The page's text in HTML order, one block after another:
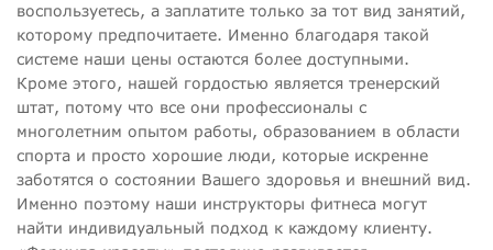
воспользуетесь, а заплатите только за тот вид занятий,
которому предпочитаете. Именно благодаря такой
системе наши цены остаются более доступными.
Кроме этого, нашей гордостью является тренерский
штат, потому что все они профессионалы с
многолетним опытом работы, образованием в области
спорта и просто хорошие люди, которые искренне
заботятся о состоянии Вашего здоровья и внешний вид.
Именно поэтому наши инструкторы фитнеса могут
найти индивидуальный подход к каждому клиенту.